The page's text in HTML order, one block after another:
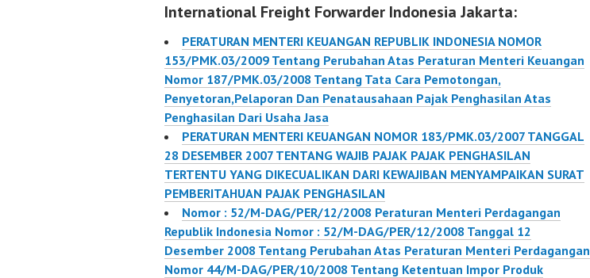
Pemotongan,
Dan Penatausahaan
Pajak Penghasilan Atas
Penghasilan Dari Usaha
Jasa
PENGHASILAN
KEUANGAN NOMOR
183/PMK.03/2007
TANGGAL 28 DESEMBER
2007 TENTANG WAJIB
PAJAK PAJAK
PENGHASILAN
TERTENTU YANG
DIKECUALIKAN DARI
KEWAJIBAN
MENYAMPAIKAN SURAT
PEMBERITAHUAN PAJAK
PENGHASILAN
Pelaksanaan Perlakuan
Didasarkan pada
Ketentuan dalam
Perjanjian Internasional.
5/PMK.010/2017
International Freight Forwarder Indonesia Jakarta:
PERATURAN MENTERI KEUANGAN REPUBLIK INDONESIA NOMOR
153/PMK.03/2009 Tentang Perubahan Atas Peraturan Menteri Keuangan
Nomor 187/PMK.03/2008 Tentang Tata Cara Pemotongan,
Penyetoran,Pelaporan Dan Penatausahaan Pajak Penghasilan Atas
Penghasilan Dari Usaha Jasa
PERATURAN MENTERI KEUANGAN NOMOR 183/PMK.03/2007 TANGGAL
28 DESEMBER 2007 TENTANG WAJIB PAJAK PAJAK PENGHASILAN
TERTENTU YANG DIKECUALIKAN DARI KEWAJIBAN MENYAMPAIKAN SURAT
PEMBERITAHUAN PAJAK PENGHASILAN
Nomor : 52/M-DAG/PER/12/2008 Peraturan Menteri Perdagangan
Republik Indonesia Nomor : 52/M-DAG/PER/12/2008 Tanggal 12
Desember 2008 Tentang Perubahan Atas Peraturan Menteri Perdagangan
Nomor 44/M-DAG/PER/10/2008 Tentang Ketentuan Impor Produk